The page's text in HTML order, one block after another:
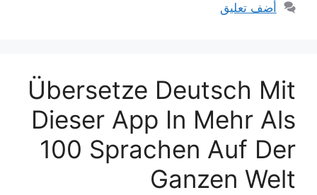
أضف تعليق
Übersetze Deutsch Mit
Dieser App In Mehr Als
100 Sprachen Auf Der
Ganzen Welt